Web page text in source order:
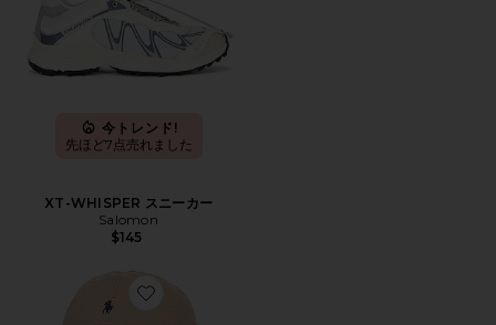
今トレンド!
先ほど7点売れました
XT-WHISPER スニーカー
Salomon
$145
Favorite ハット